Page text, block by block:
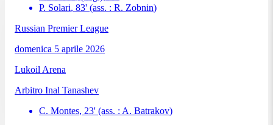
P. Solari, 83' (ass. : R. Zobnin)
Russian Premier League
domenica 5 aprile 2026
Lukoil Arena
Arbitro Inal Tanashev
C. Montes, 23' (ass. : A. Batrakov)